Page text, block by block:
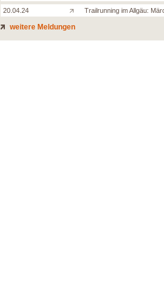
20.04.24 Trailrunning im Allgäu:
weitere Meldungen